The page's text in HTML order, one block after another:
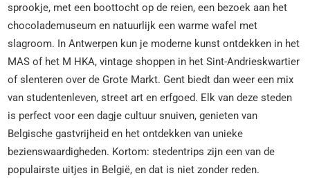
sprookje, met een boottocht op de reien, een bezoek aan het
chocolademuseum en natuurlijk een warme wafel met
slagroom. In Antwerpen kun je moderne kunst ontdekken in het
MAS of het M HKA, vintage shoppen in het Sint-Andrieskwartier
of slenteren over de Grote Markt. Gent biedt dan weer een mix
van studentenleven, street art en erfgoed. Elk van deze steden
is perfect voor een dagje cultuur snuiven, genieten van
Belgische gastvrijheid en het ontdekken van unieke
bezienswaardigheden. Kortom: stedentrips zijn een van de
populairste uitjes in België, en dat is niet zonder reden.